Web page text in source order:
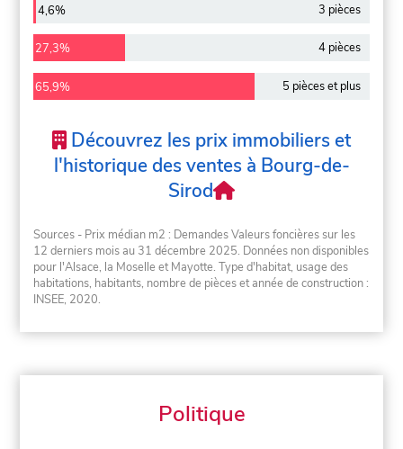
4,6% 3 pièces
27,3% 4 pièces
65,9% 5 pièces et plus
Découvrez les prix immobiliers et
l'historique des ventes à Bourg-de-
Sirod
Sources - Prix médian m2 : Demandes Valeurs foncières sur les
12 derniers mois au 31 décembre 2025. Données non disponibles
pour l'Alsace, la Moselle et Mayotte. Type d'habitat, usage des
habitations, habitants, nombre de pièces et année de construction :
INSEE, 2020.
Politique